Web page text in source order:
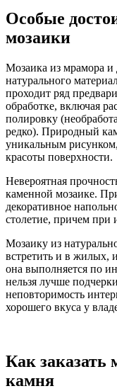
Особые
мозаики
Мозаика из мрамора и
натурального
проходит ряд
обработке, включая
полировку
редко). Природный
уникальным
красоты поверхности.
Невероятная
каменной мозаике.
декоративное
столетие, причем при
Мозаику из
встретить и в жилых,
она выполняется по
нельзя лучше
неповторимость
хорошего вкуса у
Как заказать
камня